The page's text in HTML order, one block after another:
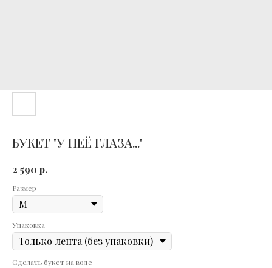
БУКЕТ "У НЕЁ ГЛАЗА..."
2 590 р.
Размер
Упаковка
Сделать букет на воде